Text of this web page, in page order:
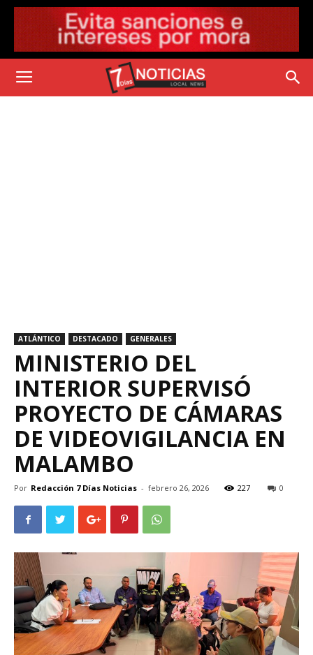
ATLÁNTICO DESTACADO GENERALES
MINISTERIO DEL
INTERIOR SUPERVISÓ
PROYECTO DE CÁMARAS
DE VIDEOVIGILANCIA EN
MALAMBO
Por Redacción 7 Días Noticias - febrero 26, 2026 227 0